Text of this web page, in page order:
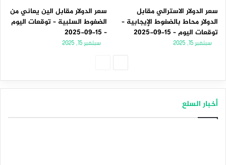
سعر الدولار الاسترالي مقابل
الدولار محاط بالضغوط الإيجابية –
توقعات اليوم – 15-09-2025
سبتمبر 15, 2025
سعر الدولار مقابل الين يعاني من
الضغوط السلبية – توقعات اليوم
– 15-09-2025
سبتمبر 15, 2025
أخبار السلع